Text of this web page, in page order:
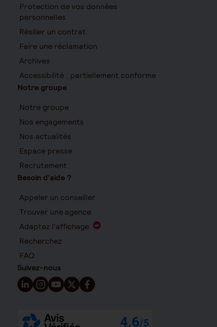
Protection de vos données
personnelles
Résilier un contrat
Faire une réclamation
Archives
Accessibilité : partiellement conforme
Notre groupe
Notre groupe
Nos engagements
Nos actualités
Espace presse
Recrutement
Besoin d'aide ?
Appeler un conseiller
Trouver une agence
Adaptez l'affichage
Recherchez
FAQ
Suivez-nous
Suivez-nous sur LinkedIn - Nouvelle fenêtre
Suivez-nous sur Instagram - Nouvelle fenêtre
Suivez-nous sur YouTube - Nouvelle fenêtre
Suivez-nous sur X - Nouvelle fenêtre
Suivez-nous sur Facebook - Nouvelle